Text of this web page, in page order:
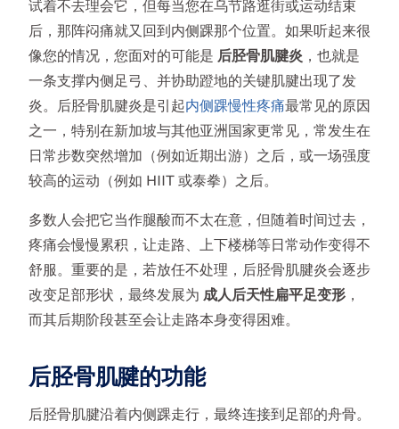
试着不去理会它，但每当您在乌节路逛街或运动结束
后，那阵闷痛就又回到内侧踝那个位置。如果听起来很
像您的情况，您面对的可能是 后胫骨肌腱炎 ，也就是
一条支撑内侧足弓、并协助蹬地的关键肌腱出现了发
炎。后胫骨肌腱炎是引起内侧踝慢性疼痛最常见的原因
之一，特别在新加坡与其他亚洲国家更常见，常发生在
日常步数突然增加（例如近期出游）之后，或一场强度
较高的运动（例如 HIIT 或泰拳）之后。
多数人会把它当作腿酸而不太在意，但随着时间过去，
疼痛会慢慢累积，让走路、上下楼梯等日常动作变得不
舒服。重要的是，若放任不处理，后胫骨肌腱炎会逐步
改变足部形状，最终发展为 成人后天性扁平足变形 ，
而其后期阶段甚至会让走路本身变得困难。
后胫骨肌腱的功能
后胫骨肌腱沿着内侧踝走行，最终连接到足部的舟骨。